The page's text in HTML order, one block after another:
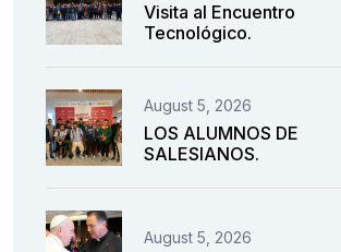
Visita al Encuentro
Tecnológico.
August 5, 2026
LOS ALUMNOS DE
SALESIANOS.
August 5, 2026